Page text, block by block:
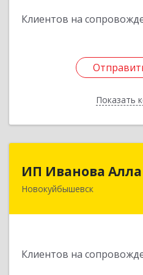
Клиентов на
Показать
ИП Иванова
Новокуйбышевск
Клиентов на